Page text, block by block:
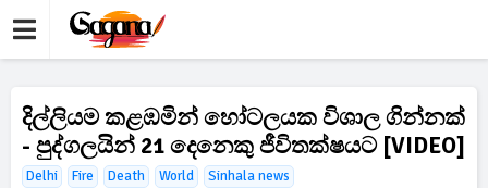
දිල්ලියම කළඹමින් හෝටලයක විශාල ගින්නක්
- පුද්ගලයින් 21 දෙනෙකු ජීවිතක්ෂයට [VIDEO]
Delhi Fire Death World
Sinhala news